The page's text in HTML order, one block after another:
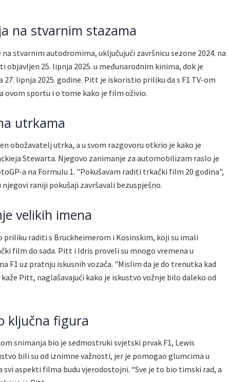
na stvarnim stazama
stvarnim autodromima, uključujući završnicu sezone 2024. na
objavljen 25. lipnja 2025. u međunarodnim kinima, dok je
lipnja 2025. godine. Pitt je iskoristio priliku da s F1 TV-om
ovom sportu i o tome kako je film oživio.
utrkama
obožavatelj utrka, a u svom razgovoru otkrio je kako je
Stewarta. Njegovo zanimanje za automobilizam raslo je
a na Formulu 1. "Pokušavam raditi trkački film 20 godina",
raniji pokušaji završavali bezuspješno.
velikih imena
priliku raditi s Bruckheimerom i Kosinskim, koji su imali
film do sada. Pitt i Idris proveli su mnogo vremena u
F1 uz pratnju iskusnih vozača. "Mislim da je do trenutka kad
Pitt, naglašavajući kako je iskustvo vožnje bilo daleko od
ključna figura
snimanja bio je sedmostruki svjetski prvak F1, Lewis
bili su od iznimne važnosti, jer je pomogao glumcima u
svi aspekti filma budu vjerodostojni. “Sve je to bio timski rad, a